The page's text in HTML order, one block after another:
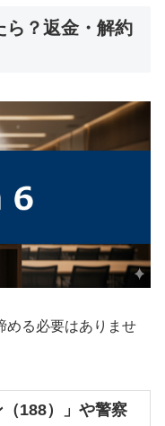
ら？返金・解約
める必要はありませ
188）」や警察